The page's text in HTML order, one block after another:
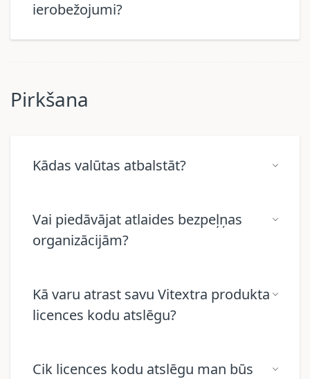
ierobežojumi?
Pirkšana
Kādas valūtas atbalstāt?
Vai piedāvājat atlaides bezpeļņas
organizācijām?
Kā varu atrast savu Vitextra produkta
licences kodu atslēgu?
Cik licences kodu atslēgu man būs